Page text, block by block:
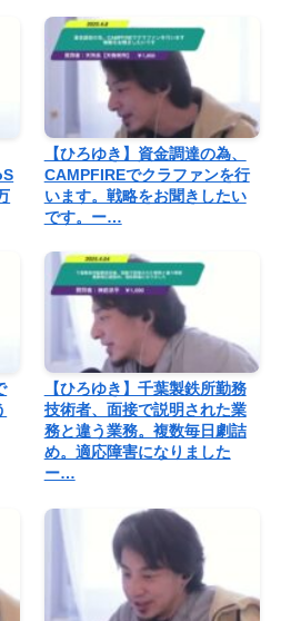
【ひろゆき】資金調達の為、
CAMPFIREでクラファンを行
います。戦略をお聞きしたい
です。ー…
【ひろゆき】千葉製鉄所勤務
技術者、面接で説明された業
務と違う業務。複数毎日劇詰
め。適応障害になりました
ー…